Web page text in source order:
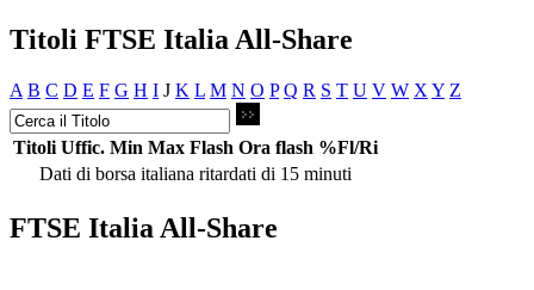
Titoli FTSE Italia All-Share
A B C D E F G H I J K L M N O P Q R S T U V W X Y Z
Titoli Uffic. Min Max Flash Ora flash %Fl/Ri
Dati di borsa italiana ritardati di 15 minuti
FTSE Italia All-Share